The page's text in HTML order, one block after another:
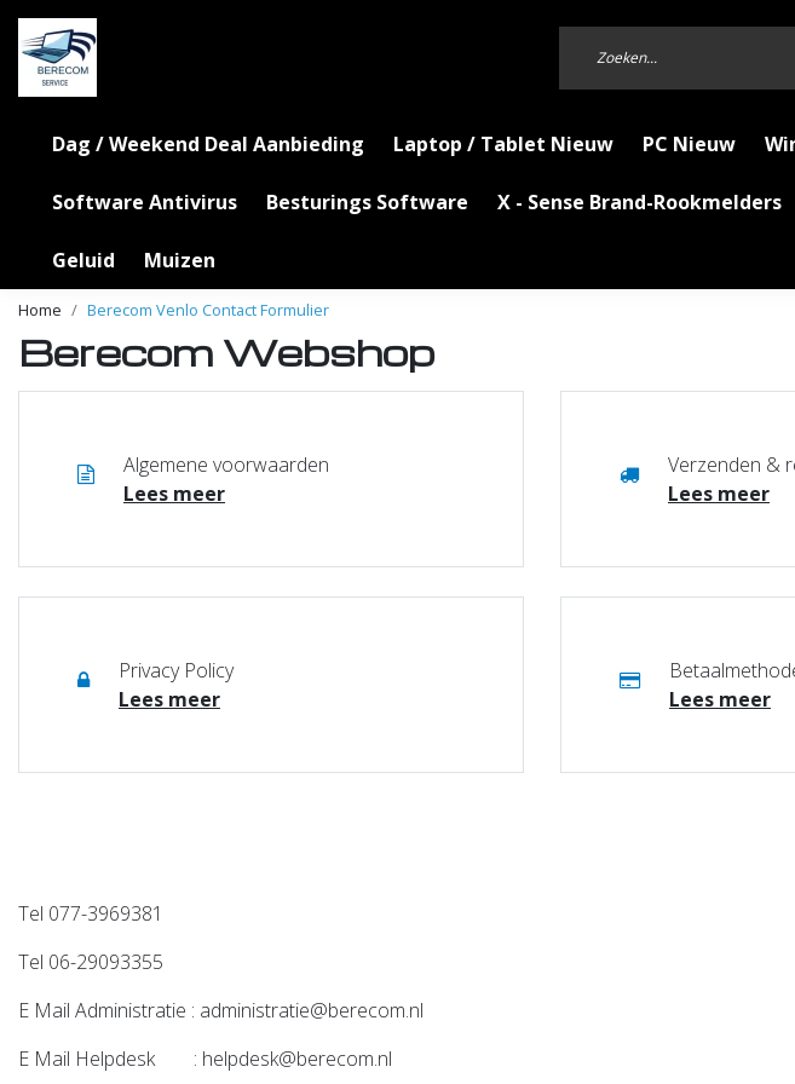
Dag / Weekend Deal Aanbieding Laptop / Tablet Nieuw PC Nieuw
Software Antivirus Besturings Software X - Sense Brand-Rookmelders
Geluid Muizen
Home Berecom Venlo Contact Formulier
Berecom Webshop
Algemene voorwaarden
Lees meer
Verzenden &
Lees meer
Privacy Policy
Lees meer
Lees meer
Tel 077-3969381
Tel 06-29093355
E Mail Administratie : administratie@berecom.nl
E Mail Helpdesk : helpdesk@berecom.nl